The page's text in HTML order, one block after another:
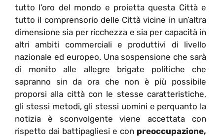
tutto l’oro del mondo e proietta questa Città e
tutto il comprensorio delle Città vicine in un’altra
dimensione sia per ricchezza e sia per capacità in
altri ambiti commerciali e produttivi di livello
nazionale ed europeo. Una sospensione che sarà
di monito alle allegre brigate politiche che
sapranno sin da ora che non è più possibile
proporsi alla città con le stesse caratteristiche,
gli stessi metodi, gli stessi uomini e perquanto la
notizia è sconvolgente viene accettata con
rispetto dai battipagliesi e con preoccupazione,